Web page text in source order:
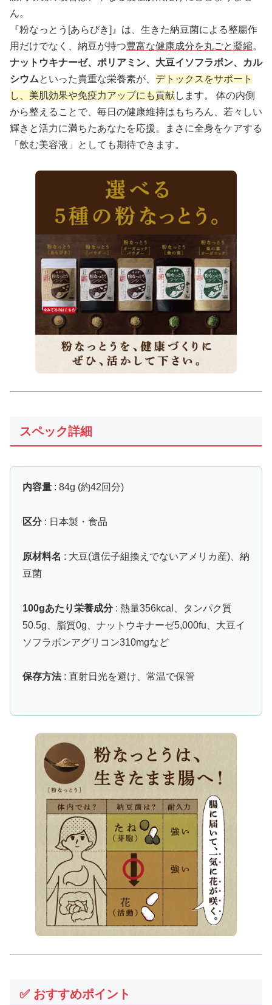
ん。
『粉なっとう[あらびき]』は、生きた納豆菌による整腸作
用だけでなく、納豆が持つ豊富な健康成分を丸ごと凝縮。
ナットウキナーゼ、ポリアミン、大豆イソフラボン、カル
シウムといった貴重な栄養素が、 デトックスをサポート
し、美肌効果や免疫力アップにも貢献します。 体の内側
から整えることで、毎日の健康維持はもちろん、若々しい
輝きと活力に満ちたあなたを応援。まさに全身をケアする
「飲む美容液」としても期待できます。
スペック詳細
内容量 : 84g (約42回分)
区分: 日本製・食品
原材料名 : 大豆(遺伝子組換えでないアメリカ産)、納
豆菌
100gあたり栄養成分: 熱量356kcal、タンパク質
50.5g、脂質0g、ナットウキナーゼ5,000fu、大豆イ
ソフラボンアグリコン310mgなど
保存方法: 直射日光を避け、常温で保管
✅ おすすめポイント